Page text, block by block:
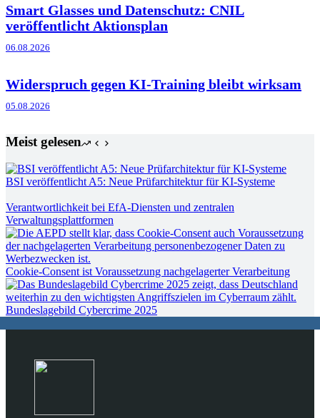
Smart Glasses und Datenschutz: CNIL
veröffentlicht Aktionsplan
06.08.2026
Widerspruch gegen KI-Training bleibt wirksam
05.08.2026
Meist gelesen
BSI veröffentlicht A5: Neue Prüfarchitektur für KI-Systeme
Verantwortlichkeit bei EfA-Diensten und zentralen
Verwaltungsplattformen
Cookie-Consent ist Voraussetzung nachgelagerter Verarbeitung
Bundeslagebild Cybercrime 2025